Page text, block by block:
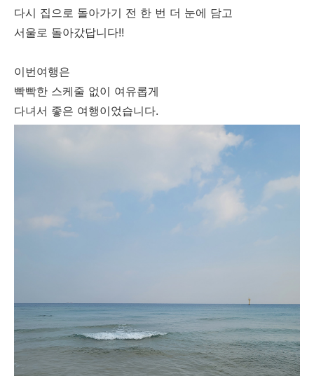
다시 집으로 돌아가기 전 한 번 더 눈에 담고
서울로 돌아갔답니다!!
이번여행은
빡빡한 스케줄 없이 여유롭게
다녀서 좋은 여행이었습니다.